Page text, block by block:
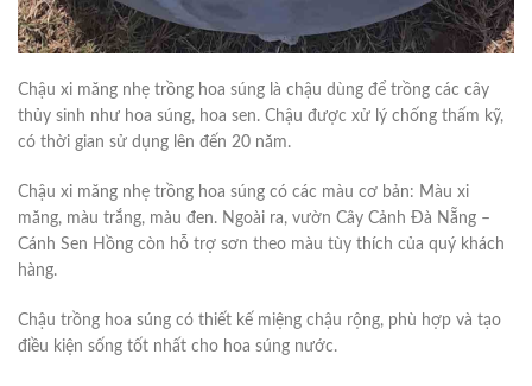
Chậu xi măng nhẹ trồng hoa súng là chậu dùng để trồng các cây
thủy sinh như hoa súng, hoa sen. Chậu được xử lý chống thấm kỹ,
có thời gian sử dụng lên đến 20 năm.
Chậu xi măng nhẹ trồng hoa súng có các màu cơ bản: Màu xi
măng, màu trắng, màu đen. Ngoài ra, vườn Cây Cảnh Đà Nẵng –
Cánh Sen Hồng còn hỗ trợ sơn theo màu tùy thích của quý khách
hàng.
Chậu trồng hoa súng có thiết kế miệng chậu rộng, phù hợp và tạo
điều kiện sống tốt nhất cho hoa súng nước.